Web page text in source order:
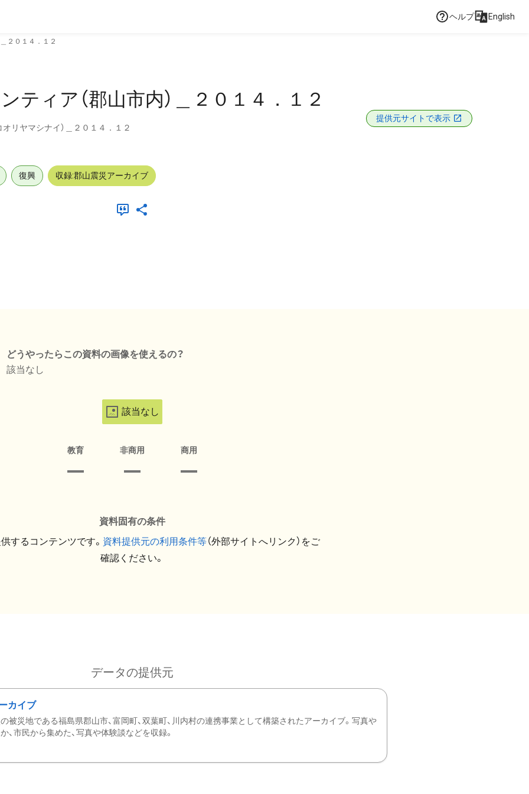
ヘルプ English
２０１４．１２
ティア（郡山市内）＿２０１４．１２
リヤマシナイ）＿２０１４．１２
提供元サイトで表示
復興 収録:郡山震災アーカイブ
どうやったらこの資料の画像を使えるの？
該当なし
該当なし
教育 非商用 商用
資料固有の条件
するコンテンツです。 資料提供元の利用条件等（外部サイトへリンク）をご
確認ください。
データの提供元
カイブ
被災地である福島県郡山市、富岡町、双葉町、川内村の連携事業として構築されたアーカイブ。写真や
、市民から集めた、写真や体験談などを収録。